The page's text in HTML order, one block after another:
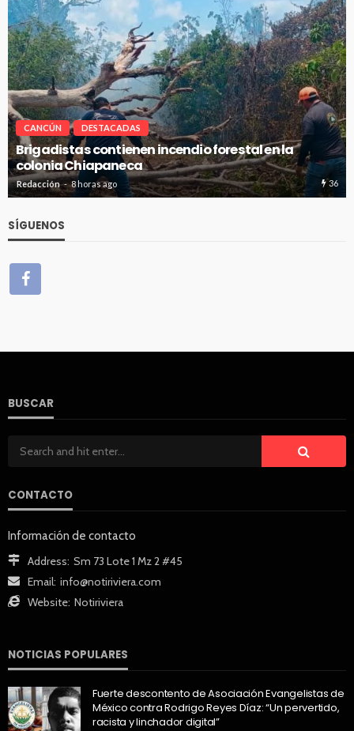
CANCÚN DESTACADAS
Avanza en tiempo y forma la construcción de pozos
de absorción en Cancún
Redacción 8 horas ago 19
SÍGUENOS
BUSCAR
CONTACTO
Información de contacto
Address: Sm 73 Lote 1 Mz 2 #45
Email: info@notiriviera.com
Website: Notiriviera
NOTICIAS POPULARES
Fuerte descontento de Asociación Evangelistas de
México contra Rodrigo Reyes Díaz: “Un pervertido,
racista y linchador digital”